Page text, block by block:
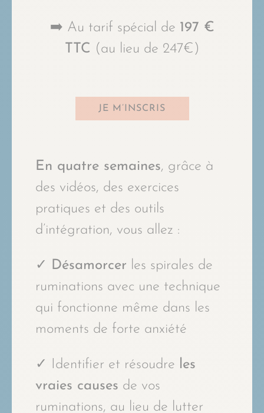
➡️ Au tarif spécial de 197 €
TTC (au lieu de 247€)
JE M’INSCRIS
En quatre semaines, grâce à
des vidéos, des exercices
pratiques et des outils
d’intégration, vous allez :
✓ Désamorcer les spirales de
ruminations avec une technique
qui fonctionne même dans les
moments de forte anxiété
✓ Identifier et résoudre
les
vraies causes de vos
ruminations, au lieu de lutter